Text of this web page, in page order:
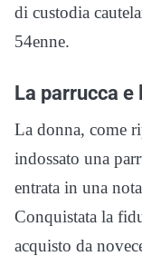
di custodia
54enne.
La parrucca
La donna, come
indossato una
entrata in una
Conquistata la
acquisto da